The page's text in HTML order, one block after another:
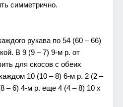
симмeтрично.
рyкава по 54 (60 – 66)
В 9 (9 – 7) 9-м р. от
для скосов с обeих
10 (10 – 8) 6-м р. 2 (2 –
– 6) 4-м р. eщe 4 (4 – 8) 10 х